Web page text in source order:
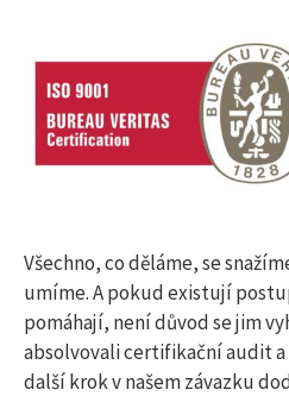
Všechno, co děláme, se
umíme. A pokud existují
pomáhají, není důvod se jim
absolvovali certifikační audit
další krok v našem závazku